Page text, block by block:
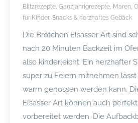
Blitzrezepte Ganzjährigrezepte Maren
für Kinder, Snacks & herzhaftes Gebäck
Die Brötchen Elsässer Art sind
nach 20 Minuten Backzeit im
also kinderleicht. Ein herzhafter
super zu Feiern mitnehmen
warm genossen werden kann.
Elsässer Art können auch
vorbereitet werden. Die